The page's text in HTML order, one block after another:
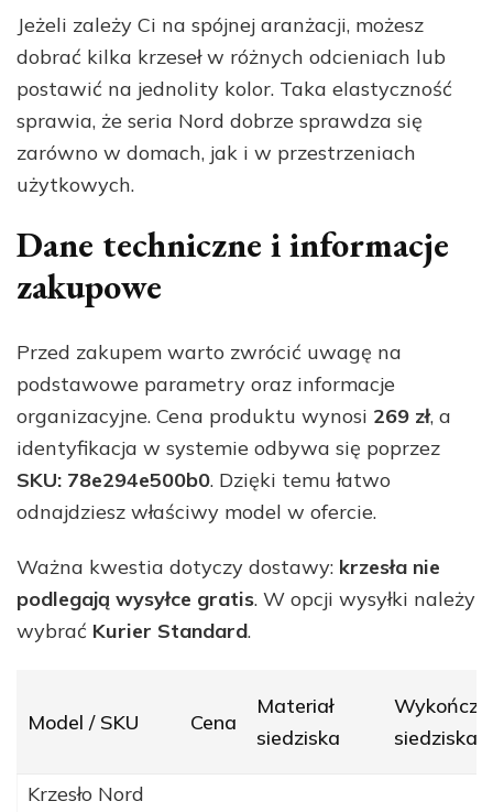
Jeżeli zależy Ci na spójnej aranżacji, możesz
dobrać kilka krzeseł w różnych odcieniach lub
postawić na jednolity kolor. Taka elastyczność
sprawia, że seria Nord dobrze sprawdza się
zarówno w domach, jak i w przestrzeniach
użytkowych.
Dane techniczne i informacje
zakupowe
Przed zakupem warto zwrócić uwagę na
podstawowe parametry oraz informacje
organizacyjne. Cena produktu wynosi 269 zł, a
identyfikacja w systemie odbywa się poprzez
SKU: 78e294e500b0. Dzięki temu łatwo
odnajdziesz właściwy model w ofercie.
Ważna kwestia dotyczy dostawy: krzesła nie
podlegają wysyłce gratis. W opcji wysyłki należy
wybrać Kurier Standard.
Model / SKU Cena
Materiał
siedziska
siedziska
Krzesło Nord